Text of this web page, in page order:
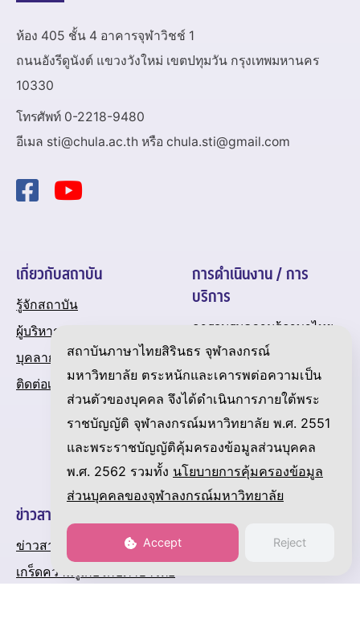
ห้อง 405 ชั้น 4 อาคารจุฬาวิชช์ 1
ถนนอังรีดูนังต์ แขวงวังใหม่ เขตปทุมวัน กรุงเทพมหานคร
10330
โทรศัพท์ 0-2218-9480
อีเมล sti@chula.ac.th หรือ chula.sti@gmail.com
เกี่ยวกับสถาบัน
รู้จักสถาบัน
ผู้บริหาร
บุคลากร
ติดต่อเรา
การดำเนินงาน / การ
บริการ
การอบรมความรู้ภาษาไทย
การทดสอบสมรรถภาพภาษา
ไทย
การเรียนการสอนของ
สถาบัน
งานวิจัยของสถาบัน
ปฏิทินกิจกรรมของสถาบัน
ข่าวสารและความเคลื่อนไหว
ข่าวสาร
เกร็ดความรู้เกี่ยวกับภาษาไทย
สถาบันภาษาไทยสิรินธร จุฬาลงกรณ์
มหาวิทยาลัย ตระหนักและเคารพต่อความเป็น
ส่วนตัวของบุคคล จึงได้ดำเนินการภายใต้พระ
ราชบัญญัติ จุฬาลงกรณ์มหาวิทยาลัย พ.ศ. 2551
และพระราชบัญญัติคุ้มครองข้อมูลส่วนบุคคล
พ.ศ. 2562 รวมทั้ง นโยบายการคุ้มครองข้อมูล
ส่วนบุคคลของจุฬาลงกรณ์มหาวิทยาลัย
Accept Reject